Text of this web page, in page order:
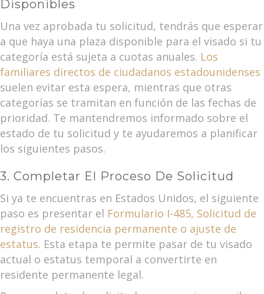
Disponibles
Una vez aprobada tu solicitud, tendrás que esperar
a que haya una plaza disponible para el visado si tu
categoría está sujeta a cuotas anuales. Los
familiares directos de ciudadanos estadounidenses
suelen evitar esta espera, mientras que otras
categorías se tramitan en función de las fechas de
prioridad. Te mantendremos informado sobre el
estado de tu solicitud y te ayudaremos a planificar
los siguientes pasos.
3. Completar El Proceso De Solicitud
Si ya te encuentras en Estados Unidos, el siguiente
paso es presentar el Formulario I-485, Solicitud de
registro de residencia permanente o ajuste de
estatus. Esta etapa te permite pasar de tu visado
actual o estatus temporal a convertirte en
residente permanente legal.